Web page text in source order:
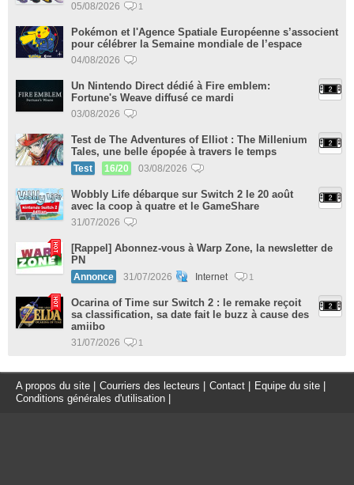
05/08/2026 1
Pokémon et l'Agence Spatiale Européenne s’associent
pour célébrer la Semaine mondiale de l’espace
04/08/2026
Un Nintendo Direct dédié à Fire emblem:
Fortune's Weave diffusé ce mardi
03/08/2026
Test de The Adventures of Elliot : The Millenium
Tales, une belle épopée à travers le temps
Test 16/20 03/08/2026
Wobbly Life débarque sur Switch 2 le 20 août
avec la coop à quatre et le GameShare
31/07/2026
[Rappel] Abonnez-vous à Warp Zone, la newsletter de
PN
Annonce 31/07/2026 Internet 1
Ocarina of Time sur Switch 2 : le remake reçoit
sa classification, sa date fait le buzz à cause des
amiibo
31/07/2026 1
A propos du site Courriers des lecteurs Contact Equipe du site
Conditions générales d'utilisation